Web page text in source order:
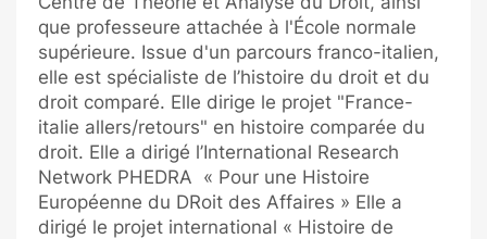
que professeure attachée à l'École normale
supérieure. Issue d'un parcours franco-italien,
elle est spécialiste de l’histoire du droit et du
droit comparé. Elle dirige le projet "France-
italie allers/retours" en histoire comparée du
droit. Elle a dirigé l’International Research
Network PHEDRA « Pour une Histoire
Européenne du DRoit des Affaires » Elle a
dirigé le projet international « Histoire de